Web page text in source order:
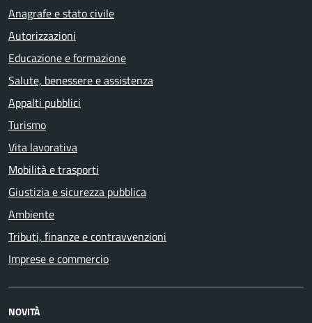
Anagrafe e stato civile
Autorizzazioni
Educazione e formazione
Salute, benessere e assistenza
Appalti pubblici
Turismo
Vita lavorativa
Mobilità e trasporti
Giustizia e sicurezza pubblica
Ambiente
Tributi, finanze e contravvenzioni
Imprese e commercio
NOVITÀ